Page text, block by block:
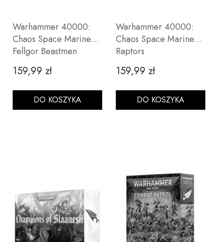
Warhammer 40000:
Chaos Space Marines -
Fellgor Beastmen
Cena
159,99 zł
DO KOSZYKA
Warhammer 40000:
Chaos Space Marines -
Raptors
Cena
159,99 zł
DO KOSZYKA